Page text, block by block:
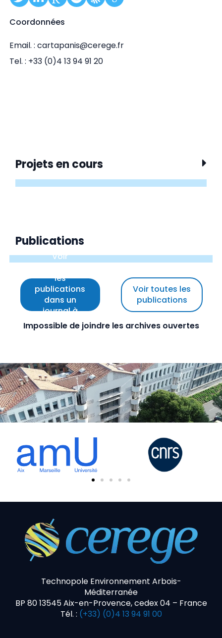
Coordonnées
Email. : cartapanis@cerege.fr
Tel. : +33 (0)4 13 94 91 20
Projets en cours
Publications
Voir
les
publications
dans un
journal à
comité de
Voir toutes les
publications
Impossible de joindre les archives ouvertes
Technopole Environnement Arbois-
Méditerranée
BP 80 13545 Aix-en-Provence, cedex 04 – France
Tél. : (+33) (0)4 13 94 91 00